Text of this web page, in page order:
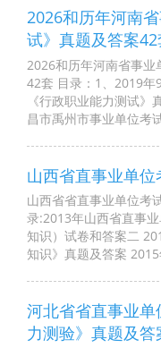
2026和历年河南
试》真题及答案42
2026和历年河南省事
42套 目录：1、2019年
《行政职业能力测试
昌市禹州市事业单位考
山西省直事业单
山西省省直事业单位考
录:2013年山西省直事
知识）试卷和答案二
知识》真题及答案
河北省省直事业
力测验》真题及答